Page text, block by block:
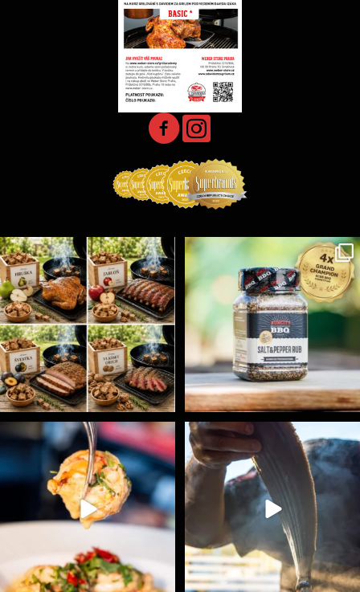
Udící špalíky - BORN TO SMOKE - různé druhy k...
5 0
Koření Suncity – autentická BBQ chuť u vás doma!...
1 0
Spoustu podobných triků, které vám usnadní nejenom ...
9 0
Ryba na grilu je opravdu rychlá, a stejně tak